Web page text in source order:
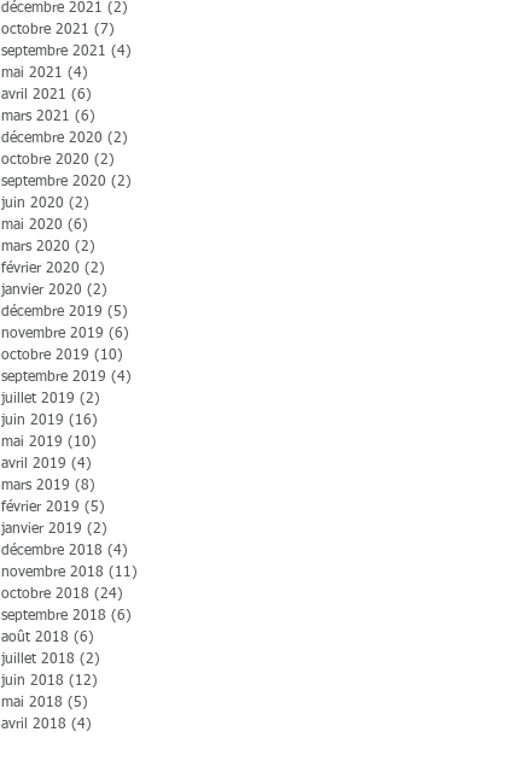
décembre 2021 (2)
octobre 2021 (7)
septembre 2021 (4)
mai 2021 (4)
avril 2021 (6)
mars 2021 (6)
décembre 2020 (2)
octobre 2020 (2)
septembre 2020 (2)
juin 2020 (2)
mai 2020 (6)
mars 2020 (2)
février 2020 (2)
janvier 2020 (2)
décembre 2019 (5)
novembre 2019 (6)
octobre 2019 (10)
septembre 2019 (4)
juillet 2019 (2)
juin 2019 (16)
mai 2019 (10)
avril 2019 (4)
mars 2019 (8)
février 2019 (5)
janvier 2019 (2)
décembre 2018 (4)
novembre 2018 (11)
octobre 2018 (24)
septembre 2018 (6)
août 2018 (6)
juillet 2018 (2)
juin 2018 (12)
mai 2018 (5)
avril 2018 (4)